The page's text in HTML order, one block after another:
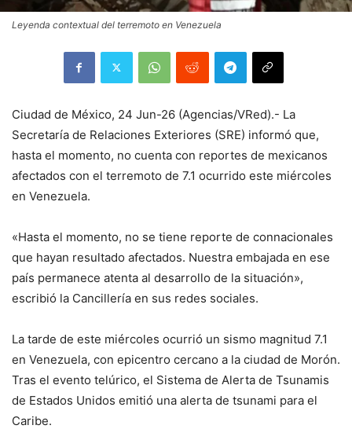
Leyenda contextual del terremoto en Venezuela
Ciudad de México, 24 Jun-26 (Agencias/VRed).- La
Secretaría de Relaciones Exteriores (SRE) informó que,
hasta el momento, no cuenta con reportes de mexicanos
afectados con el terremoto de 7.1 ocurrido este miércoles
en Venezuela.
«Hasta el momento, no se tiene reporte de connacionales
que hayan resultado afectados. Nuestra embajada en ese
país permanece atenta al desarrollo de la situación»,
escribió la Cancillería en sus redes sociales.
La tarde de este miércoles ocurrió un sismo magnitud 7.1
en Venezuela, con epicentro cercano a la ciudad de Morón.
Tras el evento telúrico, el Sistema de Alerta de Tsunamis
de Estados Unidos emitió una alerta de tsunami para el
Caribe.